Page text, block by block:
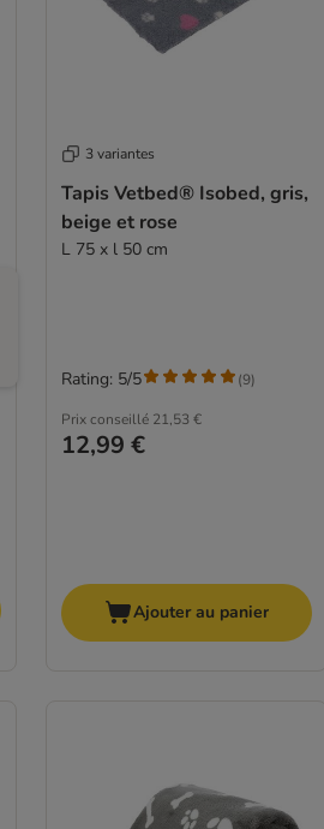
3 variantes
Tapis Vetbed® Isobed, gris,
beige et rose
L 75 x l 50 cm
Prix conseillé 21,53 €
12,99 €
Rating: 5/5 (9)
Ajouter au panier